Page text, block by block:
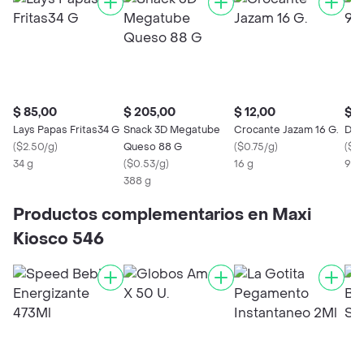
$ 85,00
Lays Papas Fritas34 G
($2.50/g)
34 g
$ 205,00
Snack 3D Megatube
Queso 88 G
($0.53/g)
388 g
$ 12,00
Crocante Jazam 16 G.
($0.75/g)
16 g
$
(
95
Productos complementarios en Maxi
Kiosco 546